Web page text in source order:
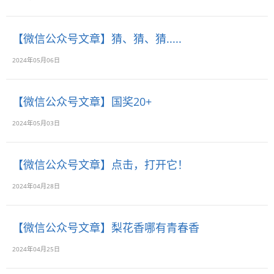
【微信公众号文章】猜、猜、猜.....
2024年05月06日
【微信公众号文章】国奖20+
2024年05月03日
【微信公众号文章】点击，打开它！
2024年04月28日
【微信公众号文章】梨花香哪有青春香
2024年04月25日